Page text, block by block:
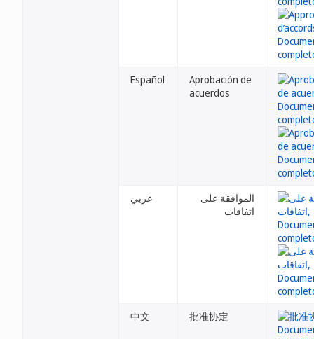
Español
Aprobación de
acuerdos
عربي
الموافقة على
اتفاقات
中文 批准协定